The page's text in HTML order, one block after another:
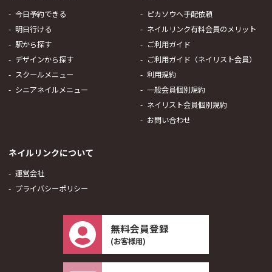
今日予約できる
明日行ける
駅から探す
デザインから探す
スクールメニュー
シニアネイルメニュー
ピカソウへ手配依頼
ネイルリンク有料会員のメリット
ご利用ガイド
ご利用ガイド（ネイリスト会員）
利用規約
一般会員個別規約
ネイリスト会員個別規約
お問い合わせ
ネイルリンクについて
運営会社
プライバシーポリシー
無料会員登録
(お客様用)